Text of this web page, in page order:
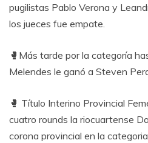
pugilistas Pablo Verona y
los jueces fue empate.
🥊Más tarde por la categoría
Melendes le ganó a Steven
🥊 Título Interino Provincial
cuatro rounds la riocuartense
corona provincial en la